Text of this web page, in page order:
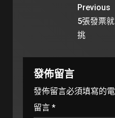
Previous
5張發票
挑
發佈留言
發佈留言必須填寫的
留言 *